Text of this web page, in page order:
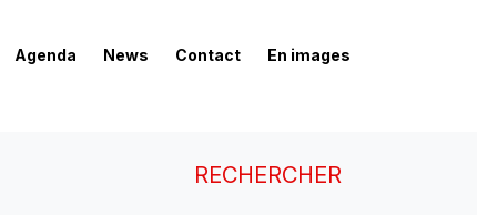
Agenda News Contact En images
RECHERCHER